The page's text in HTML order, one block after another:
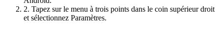
2. Tapez sur le menu à trois points dans le coin supérieur droit
et sélectionnez Paramètres.